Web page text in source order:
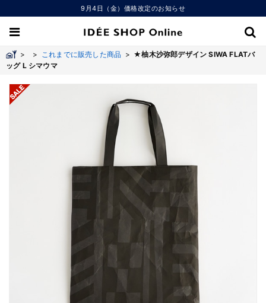
9月4日（金）価格改定のお知らせ
> > これまでに販売した商品 > ★柚木沙弥郎デザイン SIWA FLATバ
ッグ L シマウマ